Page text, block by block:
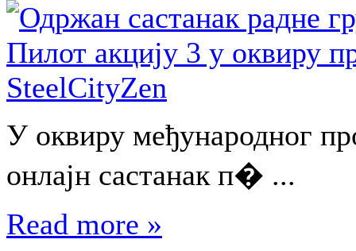
У оквиру међународног
онлајн састанак п� ...
Read more »